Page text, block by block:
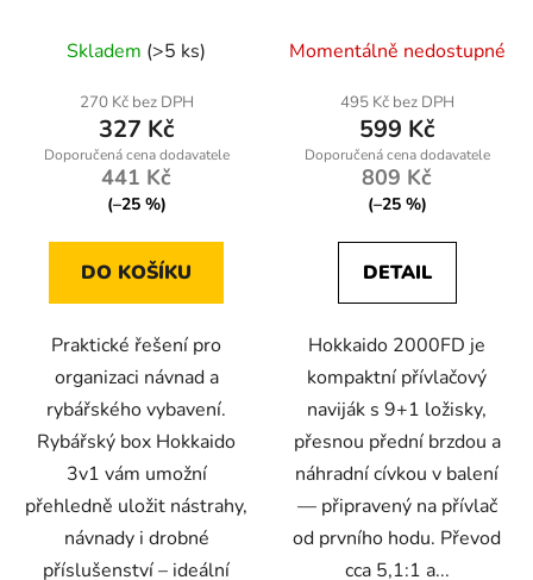
oddělenými přihrádkami
Skladem (>5 ks)
270 Kč bez DPH
327 Kč
441 Kč
(–25 %)
DO KOŠÍKU
Praktické řešení pro
organizaci návnad a
rybářského vybavení.
Rybářský box Hokkaido
3v1 vám umožní
přehledně uložit nástrahy,
návnady i drobné
příslušenství – ideální
cívkou pro přívlač
Momentálně nedostupné
495 Kč bez DPH
599 Kč
809 Kč
(–25 %)
DETAIL
Hokkaido 2000FD je
kompaktní přívlačový
naviják s 9+1 ložisky,
přesnou přední brzdou a
náhradní cívkou v balení
— připravený na přívlač
od prvního hodu. Převod
cca 5,1:1 a...